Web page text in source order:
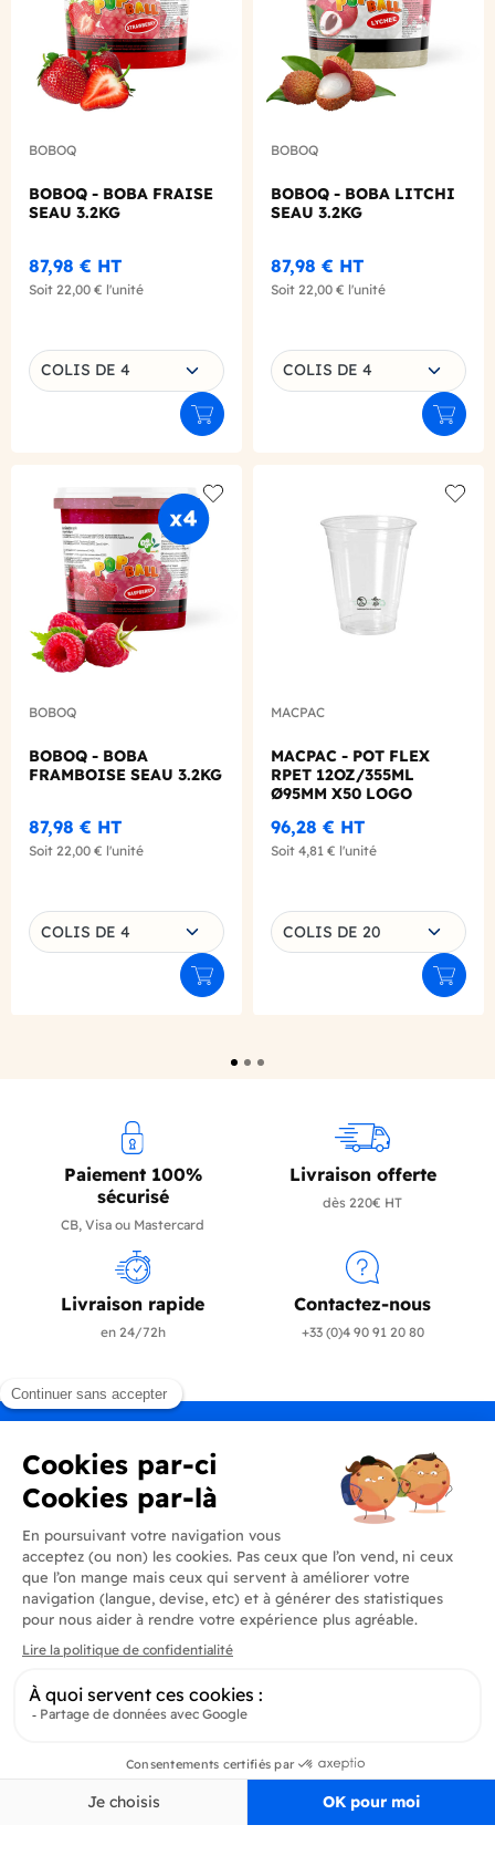
BOBOQ
BOBOQ - BOBA FRAISE
SEAU 3.2KG
87,98 € HT
Soit 22,00 € l'unité
Choisissez une déclinaison
COLIS DE 4
Ajouter au panier
BOBOQ
BOBOQ - BOBA LITCHI
SEAU 3.2KG
87,98 € HT
Soit 22,00 € l'unité
Choisissez une déclinaison
COLIS DE 4
Add to wishlist
BOBOQ
BOBOQ - BOBA
FRAMBOISE SEAU 3.2KG
87,98 € HT
Soit 22,00 € l'unité
Choisissez une déclinaison
COLIS DE 4
Ajouter au panier
MACPAC
MACPAC - POT FLEX
RPET 12OZ/355ML
Ø95MM X50 LOGO
FRANCAIS
96,28 € HT
Soit 4,81 € l'unité
Choisissez une déclinaison
COLIS DE 20
Paiement 100%
sécurisé
CB, Visa ou Mastercard
Livraison offerte
dès 220€ HT
Livraison rapide
en 24/72h
Contactez-nous
+33 (0)4 90 91 20 80
Produits
En savoir plus